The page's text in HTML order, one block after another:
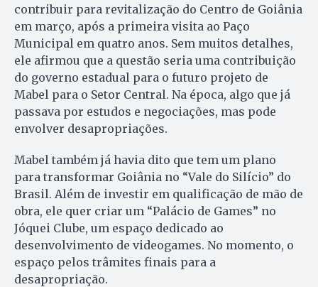
contribuir para revitalização do Centro de Goiânia
em março, após a primeira visita ao Paço
Municipal em quatro anos. Sem muitos detalhes,
ele afirmou que a questão seria uma contribuição
do governo estadual para o futuro projeto de
Mabel para o Setor Central. Na época, algo que já
passava por estudos e negociações, mas pode
envolver desapropriações.
Mabel também já havia dito que tem um plano
para transformar Goiânia no “Vale do Silício” do
Brasil. Além de investir em qualificação de mão de
obra, ele quer criar um “Palácio de Games” no
Jóquei Clube, um espaço dedicado ao
desenvolvimento de videogames. No momento, o
espaço pelos trâmites finais para a
desapropriação.